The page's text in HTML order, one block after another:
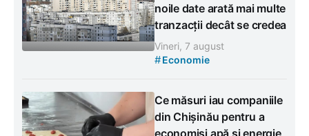
noile date arată mai multe
tranzacții decât se credea
Vineri, 7 august
#Economie
Ce măsuri iau companiile
din Chișinău pentru a
economisi apă și energie